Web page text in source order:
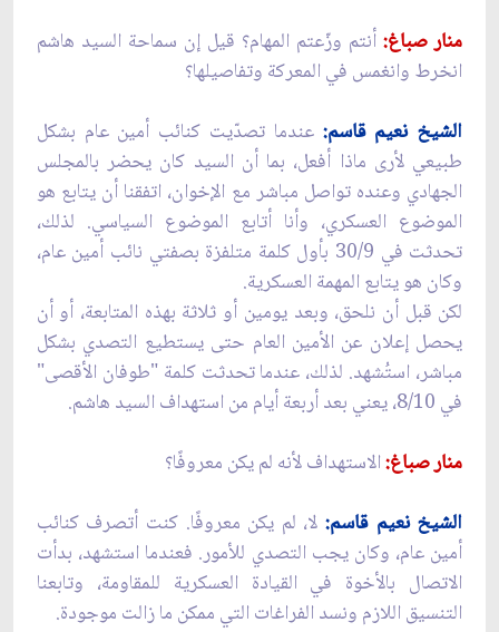
منار صباغ:أنتم وزّعتم المهام؟ قيل إن سماحة السيد هاشم
انخرط وانغمس في المعركة وتفاصيلها؟
الشيخ نعيم قاسم: عندما تصدّيت كنائب أمين عام بشكل
طبيعي لأرى ماذا أفعل، بما أن السيد كان يحضر بالمجلس
الجهادي وعنده تواصل مباشر مع الإخوان، اتفقنا أن يتابع هو
الموضوع العسكري، وأنا أتابع الموضوع السياسي. لذلك،
تحدثت في 30/9 بأول كلمة متلفزة بصفتي نائب أمين عام،
وكان هو يتابع المهمة العسكرية.
لكن قبل أن نلحق، وبعد يومين أو ثلاثة بهذه المتابعة، أو أن
يحصل إعلان عن الأمين العام حتى يستطيع التصدي بشكل
مباشر، استُشهد. لذلك، عندما تحدثت كلمة "طوفان الأقصى"
في 8/10، يعني بعد أربعة أيام من استهداف السيد هاشم.
منار صباغ:الاستهداف لأنه لم يكن معروفًا؟
الشيخ نعيم قاسم:لا، لم يكن معروفًا. كنت أتصرف كنائب
أمين عام، وكان يجب التصدي للأمور. فعندما استشهد، بدأت
الاتصال بالأخوة في القيادة العسكرية للمقاومة، وتابعنا
التنسيق اللازم ونسد الفراغات التي ممكن ما زالت موجودة.